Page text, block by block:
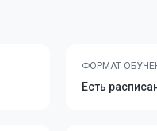
ФОРМАТ
Есть